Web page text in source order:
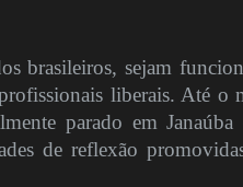
brasileiros, sejam
liberais. Até o
parado em
de reflexão